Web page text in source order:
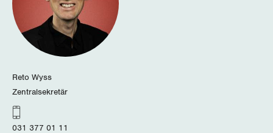
Wallis
Reto Wyss
Zentralsekretär
031 377 01 11